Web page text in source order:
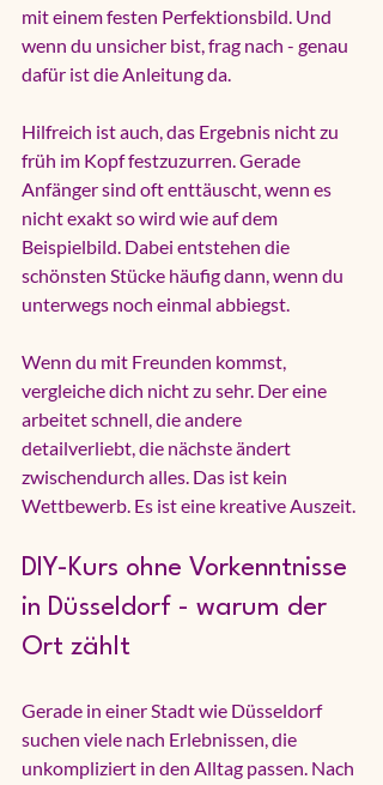
mit einem festen Perfektionsbild. Und
wenn du unsicher bist, frag nach - genau
dafür ist die Anleitung da.
Hilfreich ist auch, das Ergebnis nicht zu
früh im Kopf festzuzurren. Gerade
Anfänger sind oft enttäuscht, wenn es
nicht exakt so wird wie auf dem
Beispielbild. Dabei entstehen die
schönsten Stücke häufig dann, wenn du
unterwegs noch einmal abbiegst.
Wenn du mit Freunden kommst,
vergleiche dich nicht zu sehr. Der eine
arbeitet schnell, die andere
detailverliebt, die nächste ändert
zwischendurch alles. Das ist kein
Wettbewerb. Es ist eine kreative Auszeit.
DIY-Kurs ohne Vorkenntnisse
in Düsseldorf - warum der
Ort zählt
Gerade in einer Stadt wie Düsseldorf
suchen viele nach Erlebnissen, die
unkompliziert in den Alltag passen. Nach